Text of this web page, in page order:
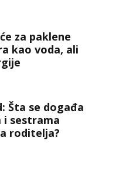
za paklene
kao voda, ali
Šta se događa
i sestrama
roditelja?